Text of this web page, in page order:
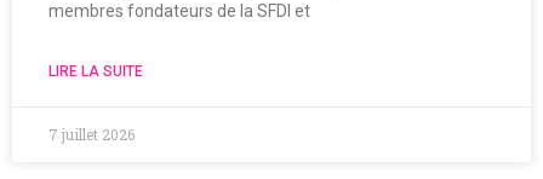
membres fondateurs de la SFDI et
LIRE LA SUITE
7 juillet 2026